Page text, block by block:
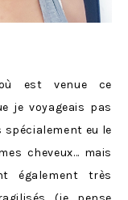
est venue ce
je voyageais pas
spécialement eu le
cheveux… mais
également très